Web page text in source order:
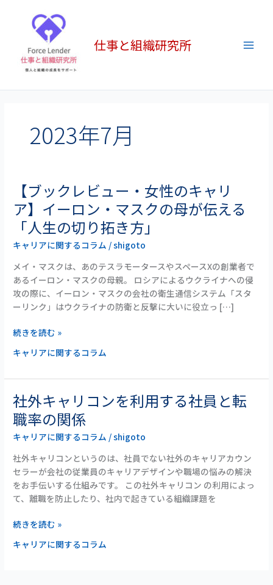
プ
仕事と組織研究所
2023年7月
【ブックレビュー・女性のキャリ
ア】イーロン・マスクの母が伝える
「人生の切り拓き方」
キャリアに関するコラム /shigoto
メイ・マスクは、あのテスラモータースやスペースXの創業者で
あるイーロン・マスクの母親。 ロシアによるウクライナへの侵
攻の際に、イーロン・マスクの会社の衛生通信システム「スタ
ーリンク」はウクライナの防衛と反撃に大いに役立っ […]
【ブ
ッ
ク
ビ
ー・
女
性
の
ャ
リ
イ
ロ
ン・
マ
ス
ク
の
母
が
え
「人
続きを読む »
キャリアに関するコラム
社外キャリコンを利用する社員と転
職率の関係
キャリアに関するコラム /shigoto
社外キャリコンというのは、社員でない社外のキャリアカウン
セラーが会社の従業員のキャリアデザインや職場の悩みの解決
をお手伝いする仕組みです。 この社外キャリコン の利用によっ
て、離職を防止したり、社内で起きている組織課題を
社
外
キ
ャ
リ
コ
ン
を
利
用
す
る
続きを読む »
キャリアに関するコラム